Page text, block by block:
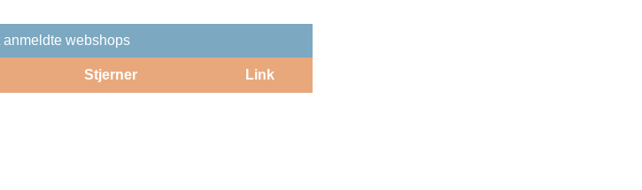
anmeldte webshops
Stjerner Link